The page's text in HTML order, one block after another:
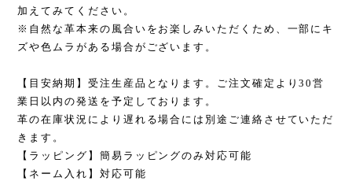
加えてみてください。
※自然な革本来の風合いをお楽しみいただくため、一部にキ
ズや色ムラがある場合がございます。
【目安納期】受注生産品となります。ご注文確定より30営
業日以内の発送を予定しております。
革の在庫状況により遅れる場合には別途ご連絡させていただ
きます。
【ラッピング】簡易ラッピングのみ対応可能
【ネーム入れ】対応可能